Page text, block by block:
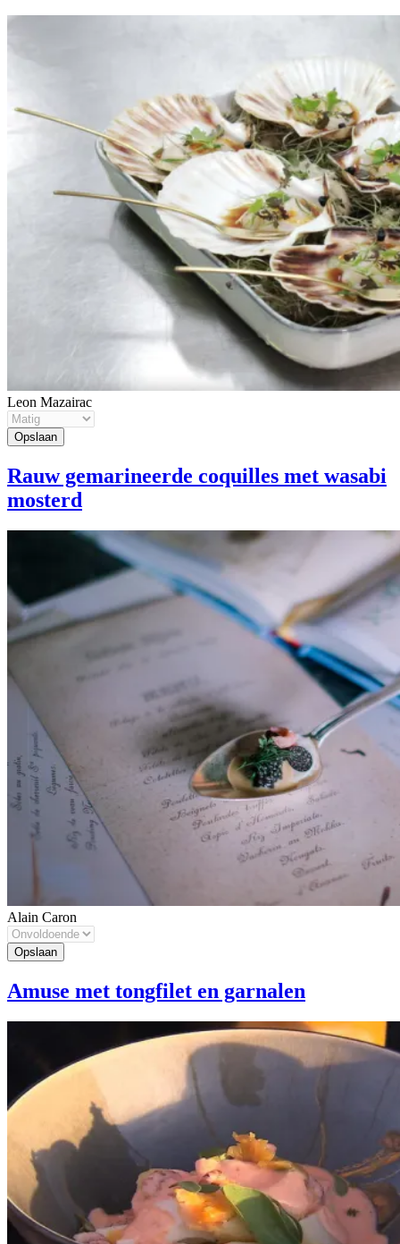
Leon Mazairac
Rauw gemarineerde coquilles met wasabi
mosterd
Alain Caron
Amuse met tongfilet en garnalen